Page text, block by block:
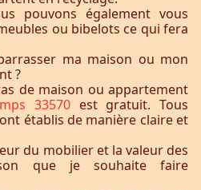
pouvons également vous
ou bibelots ce qui fera
ma maison ou mon
?
de maison ou appartement
33570 est gratuit. Tous
établis de manière claire et
du mobilier et la valeur des
que je souhaite faire